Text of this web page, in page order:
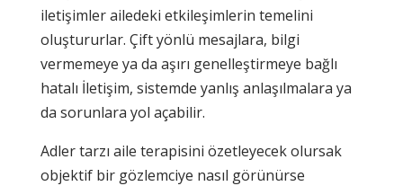
iletişimler ailedeki etkileşimlerin temelini
oluştururlar. Çift yönlü mesajlara, bilgi
vermemeye ya da aşırı genelleştirmeye bağlı
hatalı İletişim, sistemde yanlış anlaşılmalara ya
da sorunlara yol açabilir.
Adler tarzı aile terapisini özetleyecek olursak
objektif bir gözlemciye nasıl görünürse